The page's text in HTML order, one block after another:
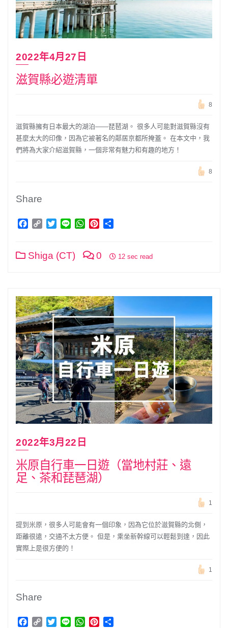
2022年4月27日
滋賀縣必遊清單
8
滋賀縣擁有日本最大的湖泊——琵琶湖。 很多人可能對滋賀縣沒有
甚麼太大的印像，因為它被著名的鄰居京都所掩蓋。 在本文中，我
們將為大家介紹滋賀縣，一個非常有魅力和有趣的地方！
8
Share
Facebook
Copy TwitterLine WhatsApp
Pinterest
Shiga (CT) 0 12 sec read
2022年3月22日
米原自行車一日遊（當地村莊、遠
足、茶和琵琶湖）
1
提到米原，很多人可能會有一個印象，因為它位於滋賀縣的北側，
距離很遠，交通不太方便。 但是，乘坐新幹線可以輕鬆到達，因此
實際上是很方便的！
1
Share
Facebook
Copy TwitterLine WhatsApp
Pinterest